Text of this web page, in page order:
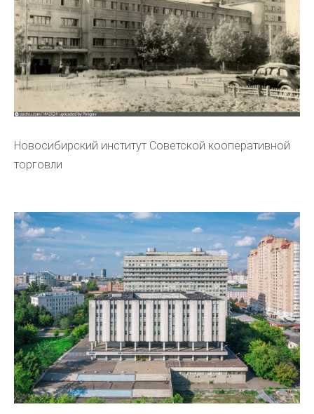
Новосибирский институт Советской кооперативной
торговли